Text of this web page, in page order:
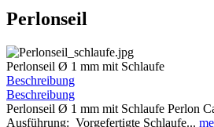
Perlonseil
Perlonseil Ø 1 mm mit Schlaufe
Beschreibung
Beschreibung
Perlonseil Ø 1 mm mit Schlaufe Perlon
Ausführung: Vorgefertigte Schlaufe...